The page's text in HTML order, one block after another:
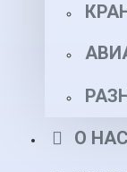
О НАС